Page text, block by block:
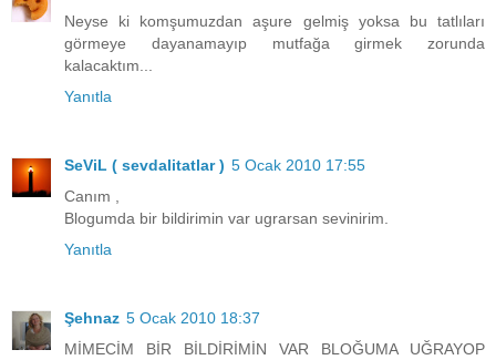
Neyse ki komşumuzdan aşure gelmiş yoksa bu tatlıları
görmeye dayanamayıp mutfağa girmek zorunda
kalacaktım...
Yanıtla
SeViL ( sevdalitatlar ) 5 Ocak 2010 17:55
Canım ,
Blogumda bir bildirimin var ugrarsan sevinirim.
Yanıtla
Şehnaz 5 Ocak 2010 18:37
MİMECİM BİR BİLDİRİMİN VAR BLOĞUMA UĞRAYOP